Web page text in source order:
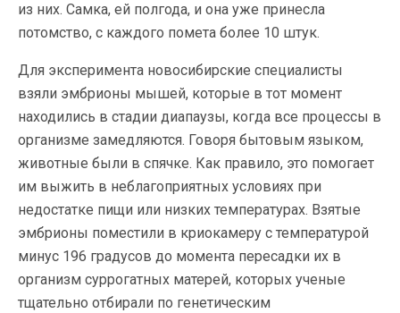
из них. Самка, ей полгода, и она уже принесла
потомство, с каждого помета более 10 штук.
Для эксперимента новосибирские специалисты
взяли эмбрионы мышей, которые в тот момент
находились в стадии диапаузы, когда все процессы в
организме замедляются. Говоря бытовым языком,
животные были в спячке. Как правило, это помогает
им выжить в неблагоприятных условиях при
недостатке пищи или низких температурах. Взятые
эмбрионы поместили в криокамеру с температурой
минус 196 градусов до момента пересадки их в
организм суррогатных матерей, которых ученые
тщательно отбирали по генетическим